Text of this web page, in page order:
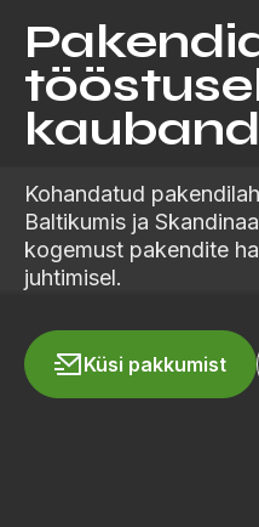
Kohandatud
Baltikumis ja
kogemust pakendite
juhtimisel.
Küsi pakkumist